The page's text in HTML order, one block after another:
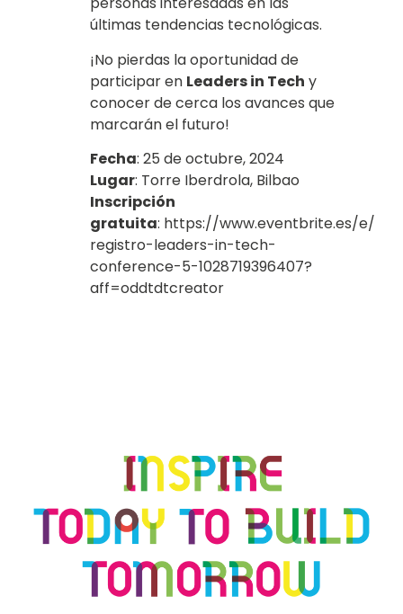
últimas tendencias tecnológicas.
¡No pierdas la oportunidad de
participar en Leaders in Tech y
conocer de cerca los avances que
marcarán el futuro!
Fecha: 25 de octubre, 2024
Lugar: Torre Iberdrola, Bilbao
Inscripción
gratuita: https://www.eventbrite.es/e/
registro-leaders-in-tech-
conference-5-1028719396407?
aff=oddtdtcreator